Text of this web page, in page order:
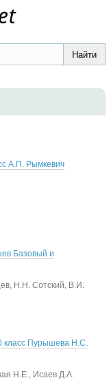
А.П. Рымкевич
Базовый и
Н.Н. Сотский, В.И.
класс Пурышева Н.С.
Н.Е., Исаев Д.А.